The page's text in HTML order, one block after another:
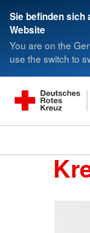
Sie befinden sich
Website
You are on the
use the switch to